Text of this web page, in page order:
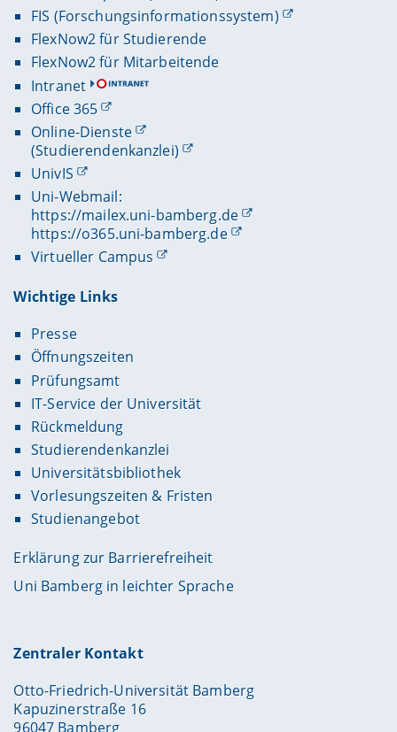
FIS (Forschungsinformationssystem)
FlexNow2 für Studierende
FlexNow2 für Mitarbeitende
Intranet
Office 365
Online-Dienste
(Studierendenkanzlei)
UnivIS
Uni-Webmail:
https://mailex.uni-bamberg.de
https://o365.uni-bamberg.de
Virtueller Campus
Wichtige Links
Presse
Öffnungszeiten
Prüfungsamt
IT-Service der Universität
Rückmeldung
Studierendenkanzlei
Universitätsbibliothek
Vorlesungszeiten & Fristen
Studienangebot
Erklärung zur Barrierefreiheit
Uni Bamberg in leichter Sprache
Zentraler Kontakt
Otto-Friedrich-Universität Bamberg
Kapuzinerstraße 16
96047 Bamberg